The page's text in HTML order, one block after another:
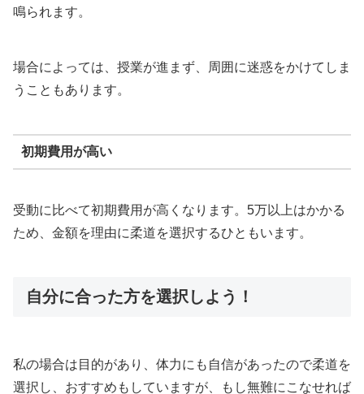
鳴られます。
場合によっては、授業が進まず、周囲に迷惑をかけてしま
うこともあります。
初期費用が高い
受動に比べて初期費用が高くなります。5万以上はかかる
ため、金額を理由に柔道を選択するひともいます。
自分に合った方を選択しよう！
私の場合は目的があり、体力にも自信があったので柔道を
選択し、おすすめもしていますが、もし無難にこなせれば